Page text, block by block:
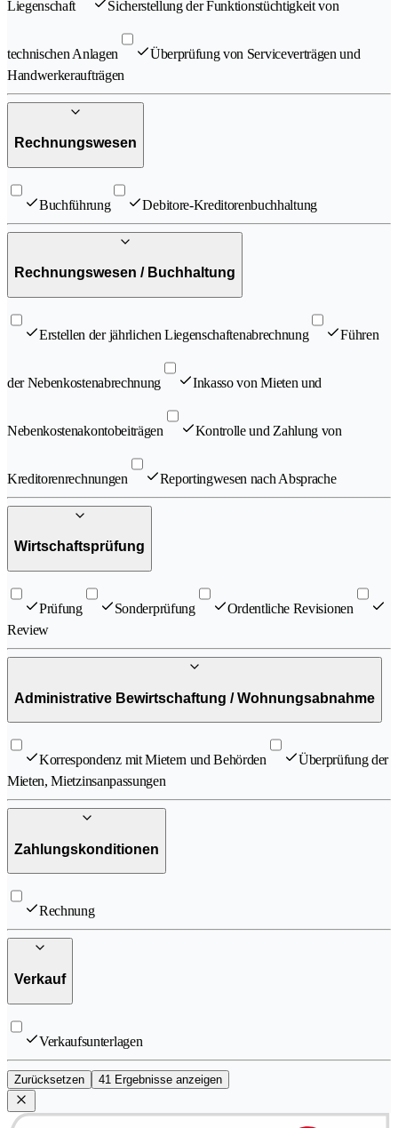
Liegenschaft Sicherstellung der Funktionstüchtigkeit von
technischen Anlagen
Überprüfung von Serviceverträgen und
Handwerkeraufträgen
Rechnungswesen
Buchführung Debitore-Kreditorenbuchhaltung
Rechnungswesen / Buchhaltung
Erstellen der jährlichen Liegenschaftenabrechnung Führen
der Nebenkostenabrechnung Inkasso von Mieten und
Nebenkostenakontobeiträgen Kontrolle und Zahlung von
Kreditorenrechnungen Reportingwesen nach Absprache
Wirtschaftsprüfung
Prüfung Sonderprüfung
Ordentliche Revisionen
Review
Administrative Bewirtschaftung / Wohnungsabnahme
Korrespondenz mit Mietern und Behörden
Überprüfung der
Mieten, Mietzinsanpassungen
Zahlungskonditionen
Rechnung
Verkauf
Verkaufsunterlagen
Zurücksetzen 41 Ergebnisse anzeigen